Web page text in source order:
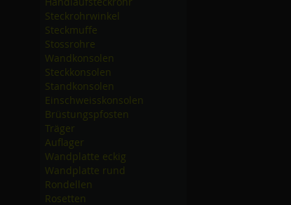
Steckrohrwinkel
Steckmuffe
Stossrohre
Wandkonsolen
Steckkonsolen
Standkonsolen
Einschweisskonsolen
Brüstungspfosten
Träger
Auflager
Wandplatte eckig
Wandplatte rund
Rondellen
Rosetten